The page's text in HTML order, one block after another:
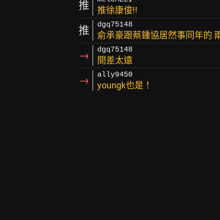
推 推徐康俊!!
推 dgq75148
俞承豪跟蔡鍾協居然事同年的
→ dgq75148
間差太遠
→ ally9450
youngk也是！